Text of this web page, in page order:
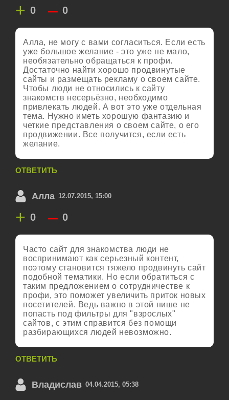
+ 0 – 0
Алла, не могу с вами согласиться. Если есть
уже большое желание - это уже не мало,
необязательно обращаться к профи.
Достаточно найти хорошо продвинутые
сайты и размещать рекламу о своем сайте.
Чтобы люди не относились к сайту
знакомств несерьёзно, необходимо
привлекать людей. А вот это уже отдельная
тема. Нужно иметь хорошую фантазию и
четкие представления о своем сайте, о его
продвижении. Все получится, если есть
желание.
ОТВЕТИТЬ
Алла 12.07.2015, 15:00
+ 0 – 0
Часто сайт для знакомства люди не
воспринимают как серьезный контент,
поэтому становится тяжело продвинуть сайт
подобной тематики. Но если обратиться с
таким предложением о сотрудничестве к
профи, это поможет увеличить приток новых
посетителей. Ведь важно в этой нише не
попасть под фильтры для "взрослых"
сайтов, с этим справится без помощи
разбирающихся людей невозможно.
ОТВЕТИТЬ
Владислав 04.04.2015, 05:38